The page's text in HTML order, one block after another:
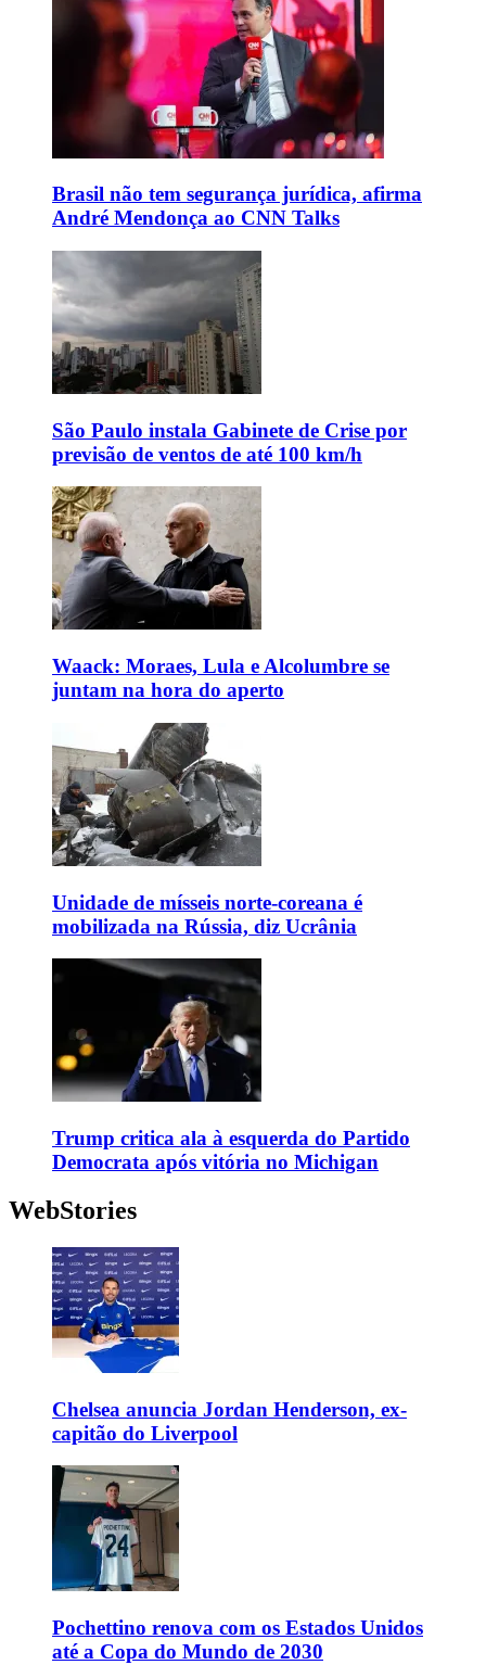
Brasil não tem segurança jurídica, afirma
André Mendonça ao CNN Talks
São Paulo instala Gabinete de Crise por
previsão de ventos de até 100 km/h
Waack: Moraes, Lula e Alcolumbre se
juntam na hora do aperto
Unidade de mísseis norte-coreana é
mobilizada na Rússia, diz Ucrânia
Trump critica ala à esquerda do Partido
Democrata após vitória no Michigan
WebStories
Chelsea anuncia Jordan Henderson, ex-
capitão do Liverpool
Pochettino renova com os Estados Unidos
até a Copa do Mundo de 2030